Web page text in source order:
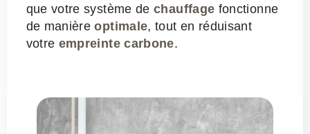
que votre système dechauffage fonctionne
de manièreoptimale, tout en réduisant
votre empreinte carbone.